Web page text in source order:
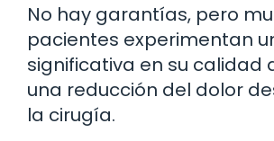
No hay garantías, pero
pacientes experimentan
significativa en su calidad
una reducción del dolor
la cirugía.